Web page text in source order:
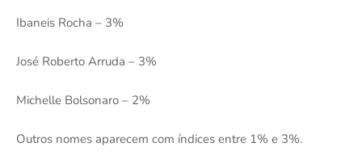
Ibaneis Rocha – 3%
José Roberto Arruda – 3%
Michelle Bolsonaro – 2%
Outros nomes aparecem com índices entre 1% e 3%.